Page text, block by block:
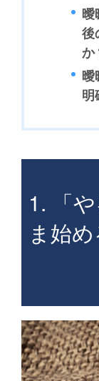
曖
後
か
曖
明
1. 「
ま始